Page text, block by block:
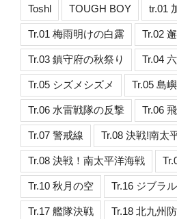
Toshl TOUGH BOY tr.01
Tr.01 梅雨明けの白露 Tr.02
Tr.03 鎮守府の秋祭り Tr.04
Tr.05 シズメシズメ Tr.05 島
Tr.06 水雷戦隊の反撃 Tr.06
Tr.07 警戒線 Tr.08 決戦!南太
Tr.08 決戦！南太平洋海戦
Tr.10 秋月の空 Tr.16 ジブラ
Tr.17 艦隊決戦 Tr.18 北九州